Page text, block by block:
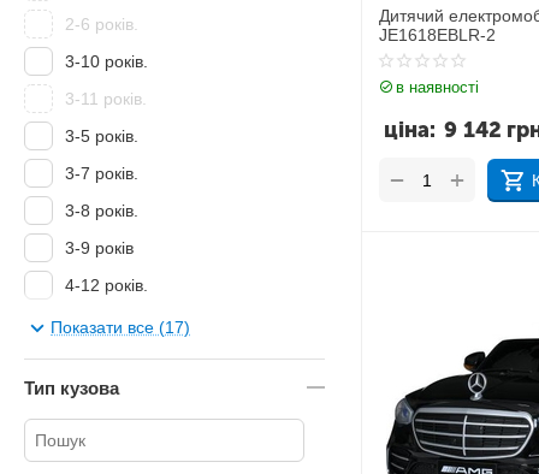
Дитячий
JE1618EBLR-2
в наявності
9 142
ціна:
+
−
2-6 років.
3-10 років.
3-11 років.
3-5 років.
3-7 років.
3-8 років.
3-9 років
4-12 років.
8-12 років
від 1 року
від 14 років
від 2 років
Показати все (17)
Тип кузова